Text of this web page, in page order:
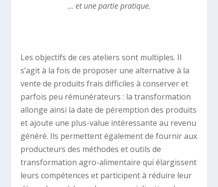
… et une partie pratique.
Les objectifs de ces ateliers sont multiples. Il
s’agit à la fois de proposer une alternative à la
vente de produits frais difficiles à conserver et
parfois peu rémunérateurs : la transformation
allonge ainsi la date de péremption des produits
et ajoute une plus-value intéressante au revenu
généré. Ils permettent également de fournir aux
producteurs des méthodes et outils de
transformation agro-alimentaire qui élargissent
leurs compétences et participent à réduire leur